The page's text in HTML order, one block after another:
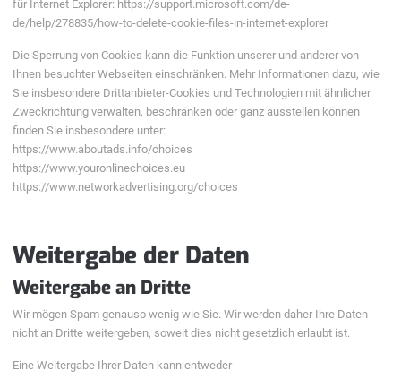
für Internet Explorer: https://support.microsoft.com/de-
de/help/278835/how-to-delete-cookie-files-in-internet-explorer
Die Sperrung von Cookies kann die Funktion unserer und anderer von
Ihnen besuchter Webseiten einschränken. Mehr Informationen dazu, wie
Sie insbesondere Drittanbieter-Cookies und Technologien mit ähnlicher
Zweckrichtung verwalten, beschränken oder ganz ausstellen können
finden Sie insbesondere unter:
https://www.aboutads.info/choices
https://www.youronlinechoices.eu
https://www.networkadvertising.org/choices
Weitergabe der Daten
Weitergabe an Dritte
Wir mögen Spam genauso wenig wie Sie. Wir werden daher Ihre Daten
nicht an Dritte weitergeben, soweit dies nicht gesetzlich erlaubt ist.
Eine Weitergabe Ihrer Daten kann entweder